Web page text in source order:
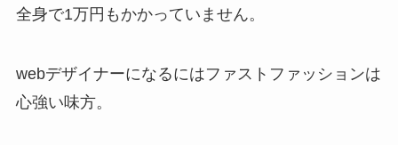
全身で1万円もかかっていません。
webデザイナーになるにはファストファッションは
心強い味方。